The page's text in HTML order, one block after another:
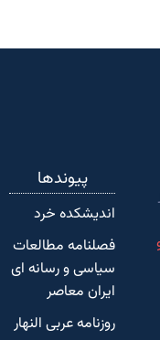
پیوندها
اندیشکده‌ خرد
فصلنامه مطالعات
سیاسی و رسانه ای
ایران معاصر
روزنامه عربی النهار